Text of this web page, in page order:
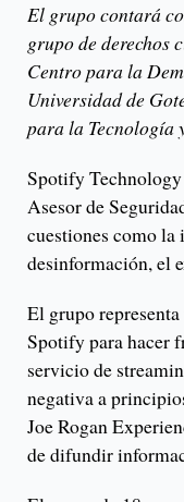
El grupo contará
grupo de derechos
Centro para la
Universidad de
para la Tecnología
Spotify
Asesor de
cuestiones como
desinformación, el
El grupo
Spotify para hacer
servicio de
negativa a
Joe Rogan
de difundir